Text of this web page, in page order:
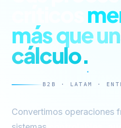
Arquitectura Estratégica
PRODUCTOS
Validata
Scrapper API
más que
cálculo.
B2B · LATAM ·
Convertimos operaciones